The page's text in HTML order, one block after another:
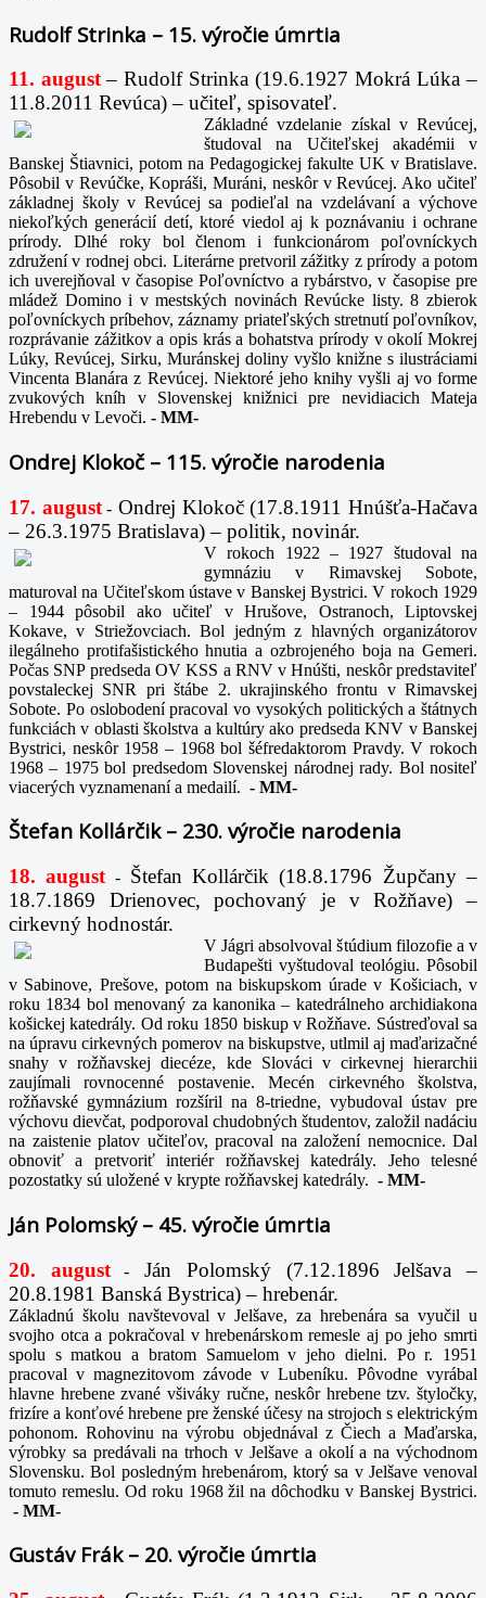
Rudolf Strinka – 15. výročie úmrtia
11. august – Rudolf Strinka (19.6.1927 Mokrá Lúka –
11.8.2011 Revúca) – učiteľ, spisovateľ.
Základné vzdelanie získal v Revúcej,
študoval na Učiteľskej akadémii v
Banskej Štiavnici, potom na Pedagogickej fakulte UK v Bratislave.
Pôsobil v Revúčke, Kopráši, Muráni, neskôr v Revúcej. Ako učiteľ
základnej školy v Revúcej sa podieľal na vzdelávaní a výchove
niekoľkých generácií detí, ktoré viedol aj k poznávaniu i ochrane
prírody. Dlhé roky bol členom i funkcionárom poľovníckych
združení v rodnej obci. Literárne pretvoril zážitky z prírody a potom
ich uverejňoval v časopise Poľovníctvo a rybárstvo, v časopise pre
mládež Domino i v mestských novinách Revúcke listy. 8 zbierok
poľovníckych príbehov, záznamy priateľských stretnutí poľovníkov,
rozprávanie zážitkov a opis krás a bohatstva prírody v okolí Mokrej
Lúky, Revúcej, Sirku, Muránskej doliny vyšlo knižne s ilustráciami
Vincenta Blanára z Revúcej. Niektoré jeho knihy vyšli aj vo forme
zvukových kníh v Slovenskej knižnici pre nevidiacich Mateja
Hrebendu v Levoči. - MM-
Ondrej Klokoč – 115. výročie narodenia
17. august- Ondrej Klokoč (17.8.1911 Hnúšťa-Hačava
– 26.3.1975 Bratislava) – politik, novinár.
V rokoch 1922 – 1927 študoval na
gymnáziu v Rimavskej Sobote,
maturoval na Učiteľskom ústave v Banskej Bystrici. V rokoch 1929
– 1944 pôsobil ako učiteľ v Hrušove, Ostranoch, Liptovskej
Kokave, v Striežovciach. Bol jedným z hlavných organizátorov
ilegálneho protifašistického hnutia a ozbrojeného boja na Gemeri.
Počas SNP predseda OV KSS a RNV v Hnúšti, neskôr predstaviteľ
povstaleckej SNR pri štábe 2. ukrajinského frontu v Rimavskej
Sobote. Po oslobodení pracoval vo vysokých politických a štátnych
funkciách v oblasti školstva a kultúry ako predseda KNV v Banskej
Bystrici, neskôr 1958 – 1968 bol šéfredaktorom Pravdy. V rokoch
1968 – 1975 bol predsedom Slovenskej národnej rady. Bol nositeľ
viacerých vyznamenaní a medailí. - MM-
Štefan Kollárčik – 230. výročie narodenia
18. august -
Štefan Kollárčik (18.8.1796 Župčany –
18.7.1869 Drienovec, pochovaný je v Rožňave) –
cirkevný hodnostár.
V Jágri absolvoval štúdium filozofie a v
Budapešti vyštudoval teológiu. Pôsobil
v Sabinove, Prešove, potom na biskupskom úrade v Košiciach, v
roku 1834 bol menovaný za kanonika – katedrálneho archidiakona
košickej katedrály. Od roku 1850 biskup v Rožňave. Sústreďoval sa
na úpravu cirkevných pomerov na biskupstve, utlmil aj maďarizačné
snahy v rožňavskej diecéze, kde Slováci v cirkevnej hierarchii
zaujímali rovnocenné postavenie. Mecén cirkevného školstva,
rožňavské gymnázium rozšíril na 8-triedne, vybudoval ústav pre
výchovu dievčat, podporoval chudobných študentov, založil nadáciu
na zaistenie platov učiteľov, pracoval na založení nemocnice. Dal
obnoviť a pretvoriť interiér rožňavskej katedrály. Jeho telesné
pozostatky sú uložené v krypte rožňavskej katedrály. - MM-
Ján Polomský – 45. výročie úmrtia
20. august-
Ján Polomský (7.12.1896 Jelšava –
20.8.1981 Banská Bystrica) – hrebenár.
Základnú školu navštevoval v Jelšave, za hrebenára sa vyučil u
svojho otca a pokračoval v hrebenárskom remesle aj po jeho smrti
spolu s matkou a bratom Samuelom v jeho dielni. Po r. 1951
pracoval v magnezitovom závode v Lubeníku. Pôvodne vyrábal
hlavne hrebene zvané všiváky ručne, neskôr hrebene tzv. štyločky,
frizíre a konťové hrebene pre ženské účesy na strojoch s elektrickým
pohonom. Rohovinu na výrobu objednával z Čiech a Maďarska,
výrobky sa predávali na trhoch v Jelšave a okolí a na východnom
Slovensku. Bol posledným hrebenárom, ktorý sa v Jelšave venoval
tomuto remeslu. Od roku 1968 žil na dôchodku v Banskej Bystrici.
- MM-
Gustáv Frák – 20. výročie úmrtia